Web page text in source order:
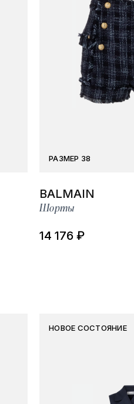
РАЗМЕР 38
BALMAIN
Шорты
14 176 ₽
НОВОЕ СОСТОЯНИЕ